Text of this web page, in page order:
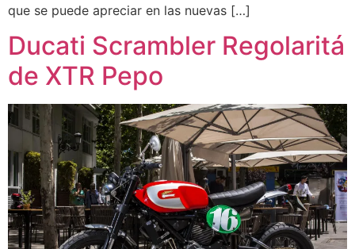
que se puede apreciar en las nuevas […]
Ducati Scrambler Regolaritá
de XTR Pepo